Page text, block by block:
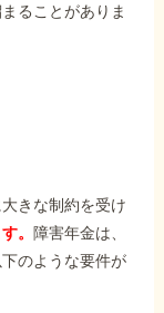
ることがありま
きな制約を受け
。障害年金は、
のような要件が